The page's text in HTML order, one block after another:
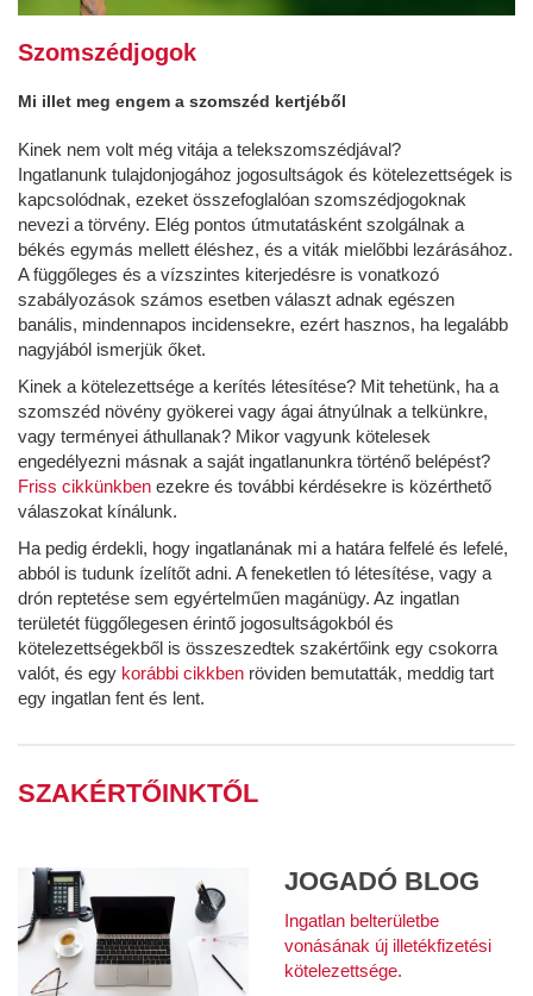
Szomszédjogok
Mi illet meg engem a szomszéd kertjéből
Kinek nem volt még vitája a telekszomszédjával?
Ingatlanunk tulajdonjogához jogosultságok és kötelezettségek is
kapcsolódnak, ezeket összefoglalóan szomszédjogoknak
nevezi a törvény. Elég pontos útmutatásként szolgálnak a
békés egymás mellett éléshez, és a viták mielőbbi lezárásához.
A függőleges és a vízszintes kiterjedésre is vonatkozó
szabályozások számos esetben választ adnak egészen
banális, mindennapos incidensekre, ezért hasznos, ha legalább
nagyjából ismerjük őket.
Kinek a kötelezettsége a kerítés létesítése? Mit tehetünk, ha a
szomszéd növény gyökerei vagy ágai átnyúlnak a telkünkre,
vagy terményei áthullanak? Mikor vagyunk kötelesek
engedélyezni másnak a saját ingatlanunkra történő belépést?
Friss cikkünkben ezekre és további kérdésekre is közérthető
válaszokat kínálunk.
Ha pedig érdekli, hogy ingatlanának mi a határa felfelé és lefelé,
abból is tudunk ízelítőt adni. A feneketlen tó létesítése, vagy a
drón reptetése sem egyértelműen magánügy. Az ingatlan
területét függőlegesen érintő jogosultságokból és
kötelezettségekből is összeszedtek szakértőink egy csokorra
valót, és egy korábbi cikkben röviden bemutatták, meddig tart
egy ingatlan fent és lent.
SZAKÉRTŐINKTŐL
JOGADÓ BLOG
Ingatlan belterületbe
vonásának új illetékfizetési
kötelezettsége.